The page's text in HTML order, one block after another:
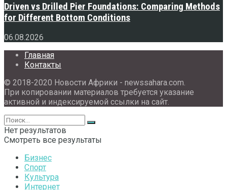
Driven vs Drilled Pier Foundations: Comparing Methods
for Different Bottom Conditions
06.08.2026
Главная
Контакты
© 2018-2020 Новости Африки - newssahara.com.
При копировании материалов требуется указание
активной и индексируемой ссылки на сайт.
Нет результатов
Смотреть все результаты
Бизнес
Спорт
Культура
Интернет